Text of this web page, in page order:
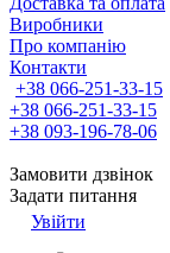
Виробники
Про компанію
Контакти
+38 066-251-33-15
+38 066-251-33-15
+38 093-196-78-06
Замовити дзвінок
Задати питання
Увійти